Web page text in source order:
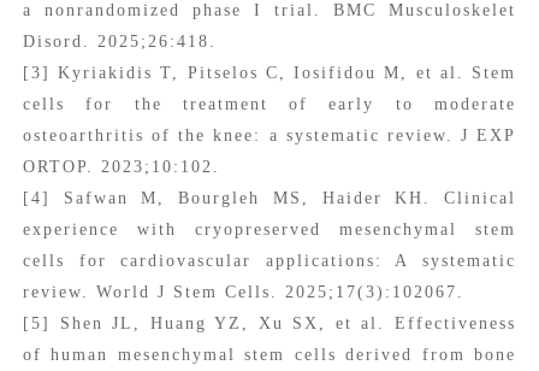
a nonrandomized phase I trial. BMC Musculoskelet
Disord. 2025;26:418.
[3] Kyriakidis T, Pitselos C, Iosifidou M, et al. Stem
cells for the treatment of early to moderate
osteoarthritis of the knee: a systematic review. J EXP
ORTOP. 2023;10:102.
[4] Safwan M, Bourgleh MS, Haider KH. Clinical
experience with cryopreserved mesenchymal stem
cells for cardiovascular applications: A systematic
review. World J Stem Cells. 2025;17(3):102067.
[5] Shen JL, Huang YZ, Xu SX, et al. Effectiveness
of human mesenchymal stem cells derived from bone